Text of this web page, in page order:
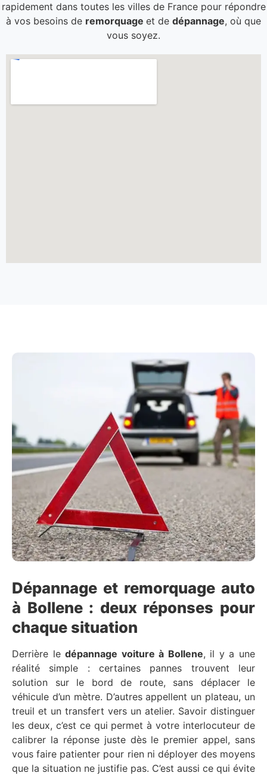
rapidement dans toutes les villes de France pour répondre
à vos besoins de remorquage et de dépannage, où que
vous soyez.
Dépannage et remorquage auto
à Bollene : deux réponses pour
chaque situation
Derrière ledépannage voiture à Bollene, il y a une
réalité simple : certaines pannes trouvent leur
solution sur le bord de route, sans déplacer le
véhicule d’un mètre. D’autres appellent un plateau, un
treuil et un transfert vers un atelier. Savoir distinguer
les deux, c’est ce qui permet à votre interlocuteur de
calibrer la réponse juste dès le premier appel, sans
vous faire patienter pour rien ni déployer des moyens
que la situation ne justifie pas. C’est aussi ce qui évite